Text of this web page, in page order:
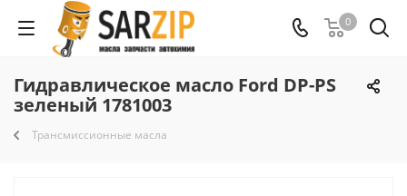
0
Гидравлическое масло Ford DP-PS
зеленый 1781003
Трансмиссионные масла